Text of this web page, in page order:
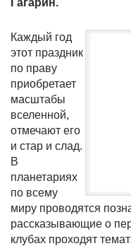
Гагарин.
Каждый год
этот праздник
по праву
приобретает
масштабы
вселенной,
отмечают его
и стар и слад.
В
планетариях
по всему
миру проводятся
рассказывающие о
клубах проходят